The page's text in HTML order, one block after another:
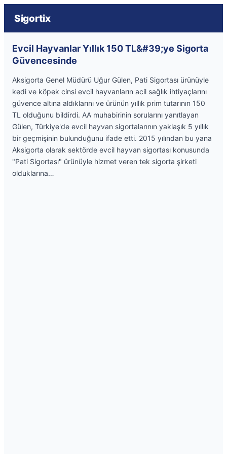
Sigortix
Evcil Hayvanlar Yıllık 150 TL&#39;ye Sigorta
Güvencesinde
Aksigorta Genel Müdürü Uğur Gülen, Pati Sigortası ürünüyle
kedi ve köpek cinsi evcil hayvanların acil sağlık ihtiyaçlarını
güvence altına aldıklarını ve ürünün yıllık prim tutarının 150
TL olduğunu bildirdi. AA muhabirinin sorularını yanıtlayan
Gülen, Türkiye'de evcil hayvan sigortalarının yaklaşık 5 yıllık
bir geçmişinin bulunduğunu ifade etti. 2015 yılından bu yana
Aksigorta olarak sektörde evcil hayvan sigortası konusunda
"Pati Sigortası" ürünüyle hizmet veren tek sigorta şirketi
olduklarına…